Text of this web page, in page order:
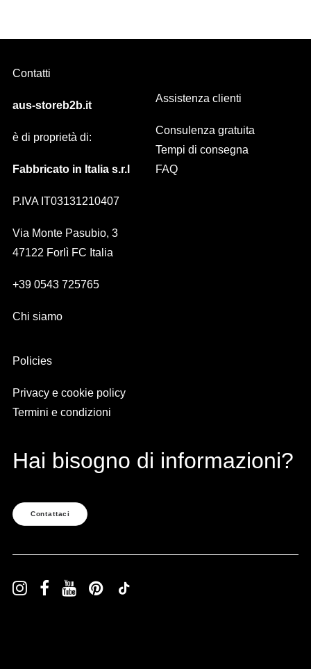
Contatti
aus-storeb2b.it
è di proprietà di:
Fabbricato in Italia s.r.l
P.IVA IT03131210407
Via Monte Pasubio, 3
47122 Forlì FC Italia
+39 0543 725765
Chi siamo
Assistenza clienti
Consulenza gratuita
Tempi di consegna
FAQ
Policies
Privacy e cookie policy
Termini e condizioni
Hai bisogno di informazioni?
Contattaci